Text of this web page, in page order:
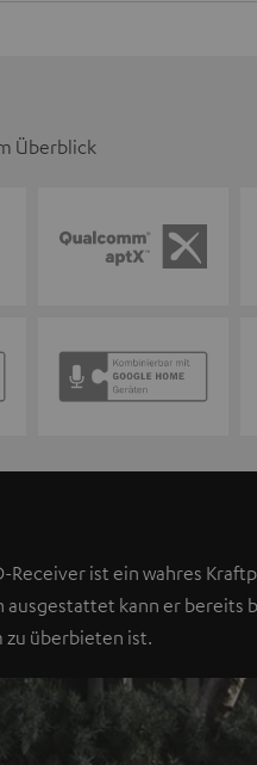
Überblick
Receiver ist ein wahres
ausgestattet kann er bereits
zu überbieten ist.